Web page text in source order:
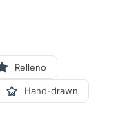
Relleno
Hand-drawn